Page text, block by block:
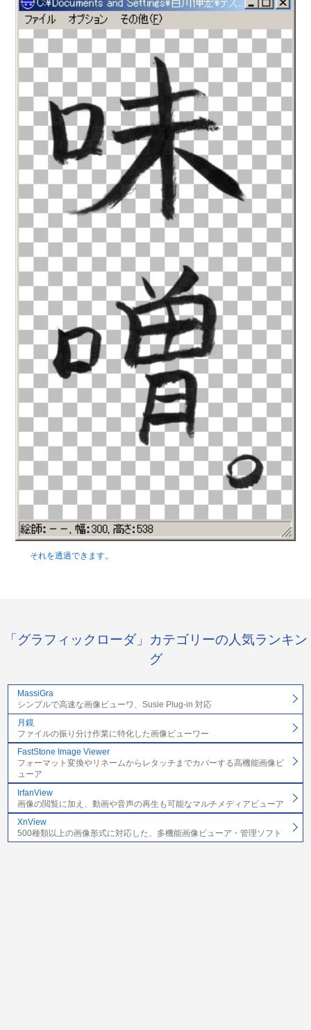
それを透過できます。
「グラフィックローダ」カテゴリーの人気ランキン
グ
MassiGra
シンプルで高速な画像ビューワ、Susie Plug-in 対応
月鏡
ファイルの振り分け作業に特化した画像ビューワー
FastStone Image Viewer
フォーマット変換やリネームからレタッチまでカバーする高機能画像ビ
ューア
IrfanView
画像の閲覧に加え、動画や音声の再生も可能なマルチメディアビューア
XnView
500種類以上の画像形式に対応した、多機能画像ビューア・管理ソフト